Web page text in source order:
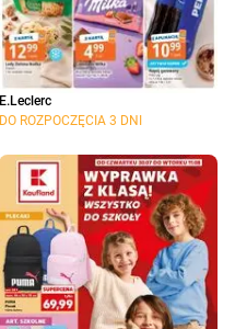
E.Leclerc
DO ROZPOCZĘCIA 3 DNI